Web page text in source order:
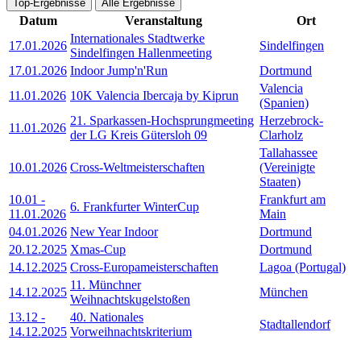
Top-Ergebnisse
Alle Ergebnisse
Datum Veranstaltung
Ort
17.01.2026
Internationales Stadtwerke
Sindelfingen Hallenmeeting
Sindelfingen
17.01.2026 Indoor Jump'n'Run
Dortmund
11.01.2026 10K Valencia Ibercaja by Kiprun
Valencia
(Spanien)
11.01.2026
21. Sparkassen-Hochsprungmeeting
der LG Kreis Gütersloh 09
Herzebrock-
Clarholz
10.01.2026 Cross-Weltmeisterschaften
Tallahassee
(Vereinigte
Staaten)
10.01 -
11.01.2026
6. Frankfurter WinterCup
Frankfurt am
Main
04.01.2026 New Year Indoor
Dortmund
20.12.2025 Xmas-Cup
Dortmund
14.12.2025 Cross-Europameisterschaften
Lagoa (Portugal)
14.12.2025
11. Münchner
Weihnachtskugelstoßen
München
13.12 -
14.12.2025
40. Nationales
Vorweihnachtskriterium
Stadtallendorf